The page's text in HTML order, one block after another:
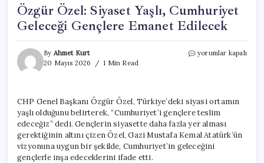
Özgür Özel: Siyaset Yaşlı, Cumhuriyet
Geleceği Gençlere Emanet Edilecek
By Ahmet Kurt
20 Mayıs 2026
1 Min Read
Özgür
Geleceği
Gençlere
Emanet
Edilecek
için
yorumlar kapalı
CHP Genel Başkanı Özgür Özel, Türkiye’deki siyasi ortamın
yaşlı olduğunu belirterek, “Cumhuriyet’i gençlere teslim
edeceğiz” dedi. Gençlerin siyasette daha fazla yer alması
gerektiğinin altını çizen Özel, Gazi Mustafa Kemal Atatürk’ün
vizyonuna uygun bir şekilde, Cumhuriyet’in geleceğini
gençlerle inşa edeceklerini ifade etti.